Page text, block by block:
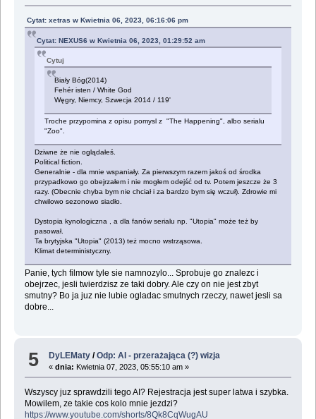
Cytat: xetras w Kwietnia 06, 2023, 06:16:06 pm
Cytat: NEXUS6 w Kwietnia 06, 2023, 01:29:52 am
Cytuj
Biały Bóg(2014)
Fehér isten / White God
Węgry, Niemcy, Szwecja 2014 / 119'
Troche przypomina z opisu pomysl z "The Happening", albo serialu
"Zoo".
Dziwne że nie oglądałeś.
Political fiction.
Generalnie - dla mnie wspaniały. Za pierwszym razem jakoś od środka
przypadkowo go obejrzałem i nie mogłem odejść od tv. Potem jeszcze że 3
razy. (Obecnie chyba bym nie chciał i za bardzo bym się wczuł). Zdrowie mi
chwilowo sezonowo siadło.
Dystopia kynologiczna , a dla fanów serialu np. "Utopia" może też by
pasował.
Ta brytyjska "Utopia" (2013) też mocno wstrząsowa.
Klimat deterministyczny.
Panie, tych filmow tyle sie namnozylo... Sprobuje go znalezc i
obejrzec, jesli twierdzisz ze taki dobry. Ale czy on nie jest zbyt
smutny? Bo ja juz nie lubie ogladac smutnych rzeczy, nawet jesli sa
dobre...
5 DyLEMaty /Odp: AI - przerażająca (?) wizja
«dnia: Kwietnia 07, 2023, 05:55:10 am »
Wszyscy juz sprawdzili tego AI? Rejestracja jest super latwa i szybka.
Mowilem, ze takie cos kolo mnie jezdzi?
https://www.youtube.com/shorts/8Qk8CqWugAU